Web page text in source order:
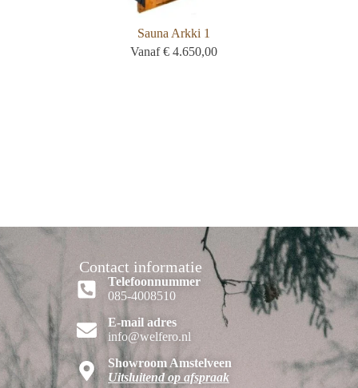
Sauna Arkki 1
Vanaf €4.650,00
Contact informatie
Telefoonnummer
085-4008510
E-mail adres
info@welfero.nl
Showroom Amstelveen
Uitsluitend op afspraak